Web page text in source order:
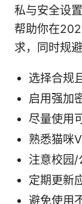
私与安全设
帮助你在
求，同时规
选择合规
启用强加
尽量使用
熟悉猫咪
注意校园/
定期更新
避免使用